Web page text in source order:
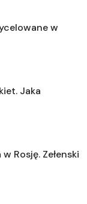
w
Jaka
Rosję. Zełenski